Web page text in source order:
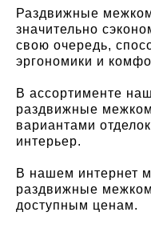
Раздвижные
значительно
свою очередь,
эргономики и
В ассортименте
раздвижные
вариантами
интерьер.
В нашем интернет
раздвижные
доступным ценам.